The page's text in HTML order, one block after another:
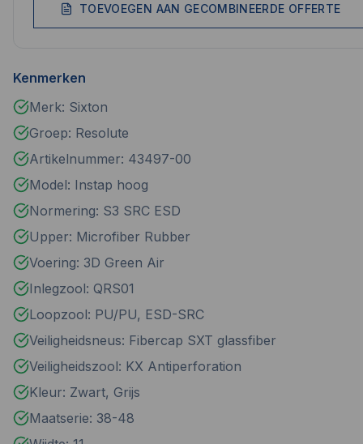
TOEVOEGEN AAN GECOMBINEERDE OFFERTE
Kenmerken
Merk: Sixton
Groep: Resolute
Artikelnummer: 43497-00
Model: Instap hoog
Normering: S3 SRC ESD
Upper: Microfiber Rubber
Voering: 3D Green Air
Inlegzool: QRS01
Loopzool: PU/PU, ESD-SRC
Veiligheidsneus: Fibercap SXT glassfiber
Veiligheidszool: KX Antiperforation
Kleur: Zwart, Grijs
Maatserie: 38-48